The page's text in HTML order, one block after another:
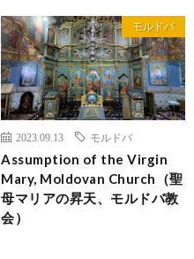
モルドバ
2023.09.13 モルドバ
Assumption of the Virgin
Mary, Moldovan Church（聖
母マリアの昇天、モルドバ教
会）